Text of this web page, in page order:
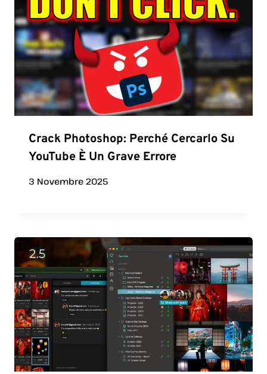
Crack Photoshop: Perché Cercarlo Su
YouTube È Un Grave Errore
3 Novembre 2025